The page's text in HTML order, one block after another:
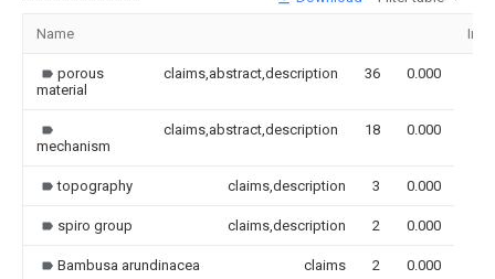
Name
porous
material
claims,abstract,description 36 0.000
mechanism
claims,abstract,description 18 0.000
topography claims,description 3 0.000
spiro group claims,description 2 0.000
Bambusa arundinacea claims 2 0.000